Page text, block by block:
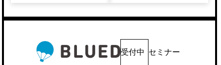
受付中 セミナー